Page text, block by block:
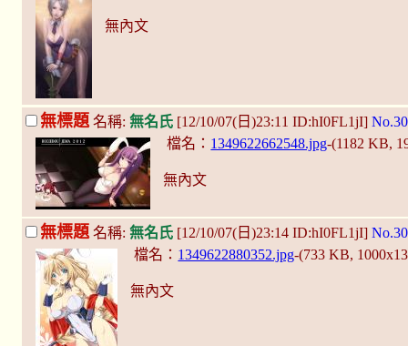
無內文
無標題 名稱: 無名氏 [12/10/07(日)23:11 ID:hI0FL1jI]
檔名： 1349622662548.jpg-(1182 KB,
無內文
無標題 名稱: 無名氏 [12/10/07(日)23:14 ID:hI0FL1jI]
檔名： 1349622880352.jpg-(733 KB,
無內文